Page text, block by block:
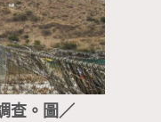
查。圖／